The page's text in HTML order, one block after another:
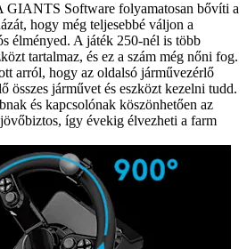
GIANTS Software folyamatosan bővíti a
hogy még teljesebbé váljon a
élményed. A játék 250-nél is több
tartalmaz, és ez a szám még nőni fog.
arról, hogy az oldalsó járművezérlő
összes járművet és eszközt kezelni tudd.
és kapcsolónak köszönhetően az
így évekig élvezheti a farm